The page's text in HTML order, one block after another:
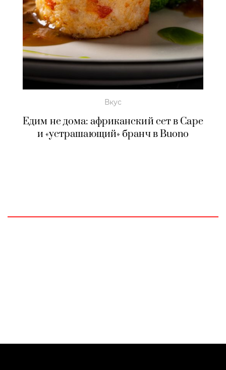
Вкус
Едим не дома: африканский сет в Cape
и «устрашающий» бранч в Buono